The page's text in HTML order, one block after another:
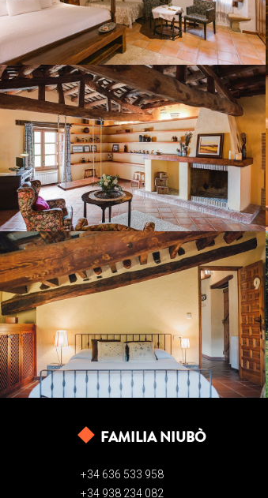
SALA D’ESTAR SEGONA PLANTA
HABITACIÓ 9
FAMILIA NIUBÒ
+34 636 533 958
+34 938 234 082